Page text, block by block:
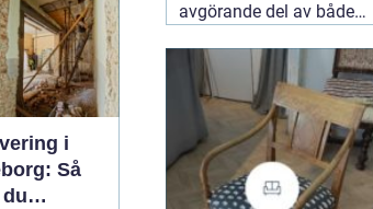
i
Så
avgörande del av både
renovering. Färg, rost,
smuts och gamla
beläggningar gör att
material åldras snabbare
och försämrar
slutresultatet vid